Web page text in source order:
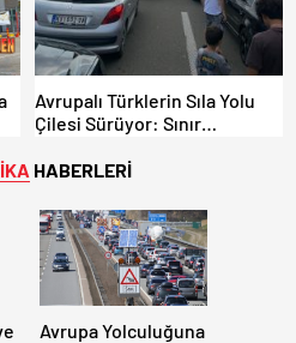
Avrupalı Türklerin Sıla Yolu
Çilesi Sürüyor: Sınır
Bekleyiş
HABERLERİ
Avrupa Yolculuğuna